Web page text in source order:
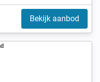
Bekijk aanbod